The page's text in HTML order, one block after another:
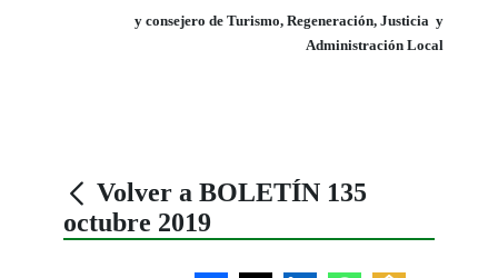
y consejero de Turismo, Regeneración, Justicia y
Administración Local
Volver a BOLETÍN 135
octubre 2019